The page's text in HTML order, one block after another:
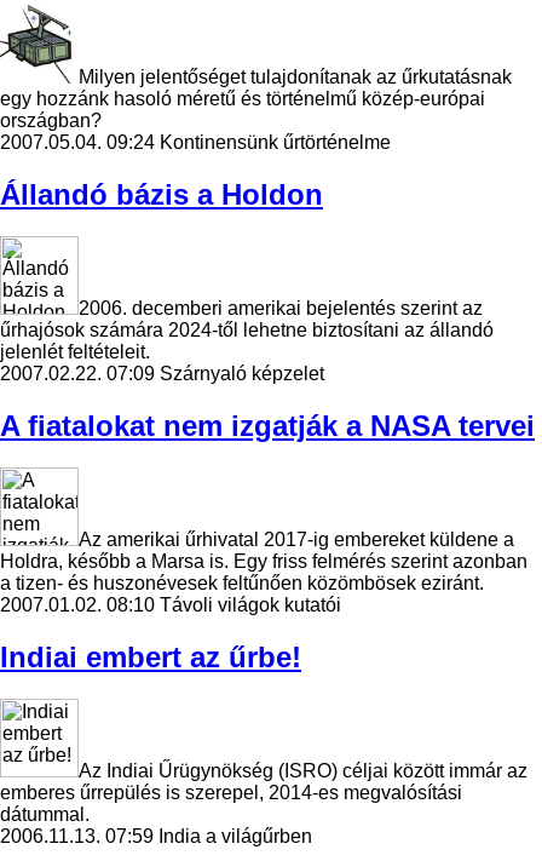
Milyen jelentőséget tulajdonítanak az űrkutatásnak
egy hozzánk hasoló méretű és történelmű közép-európai
országban?
2007.05.04. 09:24 Kontinensünk űrtörténelme
Állandó bázis a Holdon
2006. decemberi amerikai bejelentés szerint az
űrhajósok számára 2024-től lehetne biztosítani az állandó
jelenlét feltételeit.
2007.02.22. 07:09 Szárnyaló képzelet
A fiatalokat nem izgatják a NASA tervei
Az amerikai űrhivatal 2017-ig embereket küldene a
Holdra, később a Marsa is. Egy friss felmérés szerint azonban
a tizen- és huszonévesek feltűnően közömbösek eziránt.
2007.01.02. 08:10 Távoli világok kutatói
Indiai embert az űrbe!
Az Indiai Űrügynökség (ISRO) céljai között immár az
emberes űrrepülés is szerepel, 2014-es megvalósítási
dátummal.
2006.11.13. 07:59 India a világűrben